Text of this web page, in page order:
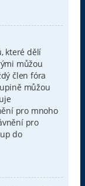
které dělí
můžou
člen fóra
můžou
pro mnoho
pro
do